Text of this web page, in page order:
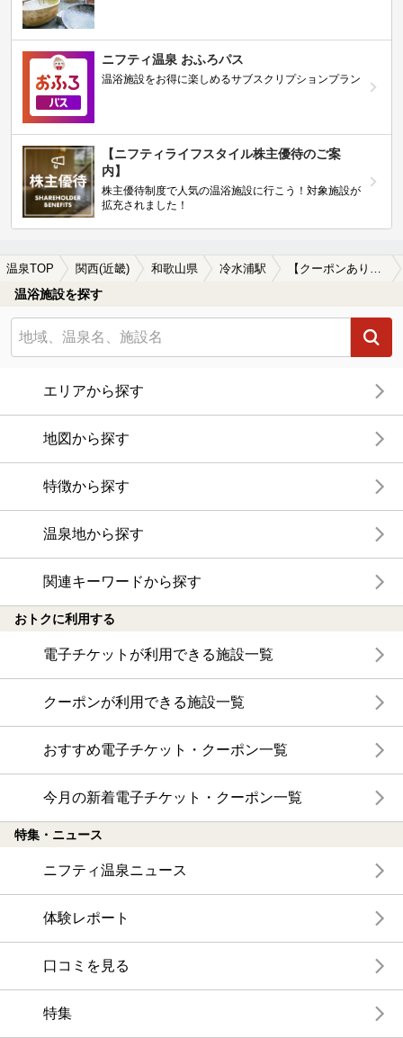
ニフティ温泉 おふろパス
温浴施設をお得に楽しめるサブスクリプションプラン
【ニフティライフスタイル株主優待のご案
内】
株主優待制度で人気の温浴施設に行こう！対象施設が
拡充されました！
温泉TOP 関西(近畿) 和歌山県 冷水浦駅
温浴施設を探す
エリアから探す
地図から探す
特徴から探す
温泉地から探す
関連キーワードから探す
おトクに利用する
電子チケットが利用できる施設一覧
クーポンが利用できる施設一覧
おすすめ電子チケット・クーポン一覧
今月の新着電子チケット・クーポン一覧
特集・ニュース
ニフティ温泉ニュース
体験レポート
口コミを見る
特集